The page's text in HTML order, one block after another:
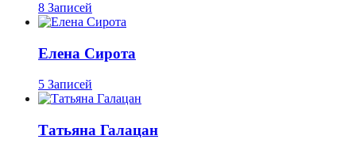
8 Записей
Елена Сирота
5 Записей
Татьяна Галацан